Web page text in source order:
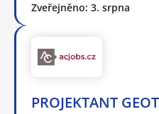
Zveřejněno: 3. srpna
PROJEKTANT